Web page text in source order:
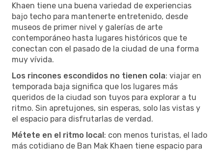
Khaen tiene una buena variedad de experiencias
bajo techo para mantenerte entretenido, desde
museos de primer nivel y galerías de arte
contemporáneo hasta lugares históricos que te
conectan con el pasado de la ciudad de una forma
muy vívida.
Los rincones escondidos no tienen cola: viajar en
temporada baja significa que los lugares más
queridos de la ciudad son tuyos para explorar a tu
ritmo. Sin apretujones, sin esperas, solo las vistas y
el espacio para disfrutarlas de verdad.
Métete en el ritmo local: con menos turistas, el lado
más cotidiano de Ban Mak Khaen tiene espacio para